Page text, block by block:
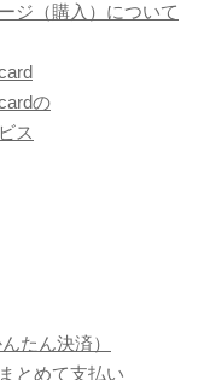
ジ（購入）について
の
ス
たん決済）
とめて支払い